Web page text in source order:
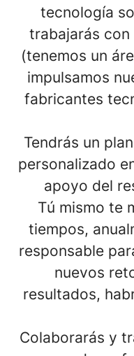
tecnología
trabajarás
(tenemos un
impulsamos
fabricantes
Tendrás un
personalizado
apoyo del
Tú mismo te
tiempos,
responsable
nuevos
resultados,
Colaborarás y